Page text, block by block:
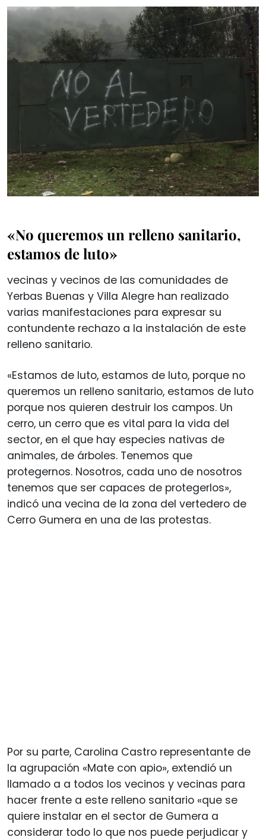
«No queremos un relleno sanitario,
estamos de luto»
vecinas y vecinos de las comunidades de
Yerbas Buenas y Villa Alegre han realizado
varias manifestaciones para expresar su
contundente rechazo a la instalación de este
relleno sanitario.
«Estamos de luto, estamos de luto, porque no
queremos un relleno sanitario, estamos de luto
porque nos quieren destruir los campos. Un
cerro, un cerro que es vital para la vida del
sector, en el que hay especies nativas de
animales, de árboles. Tenemos que
protegernos. Nosotros, cada uno de nosotros
tenemos que ser capaces de protegerlos»,
indicó una vecina de la zona del vertedero de
Cerro Gumera en una de las protestas.
Por su parte, Carolina Castro representante de
la agrupación «Mate con apio», extendió un
llamado a a todos los vecinos y vecinas para
hacer frente a este relleno sanitario «que se
quiere instalar en el sector de Gumera a
considerar todo lo que nos puede perjudicar y